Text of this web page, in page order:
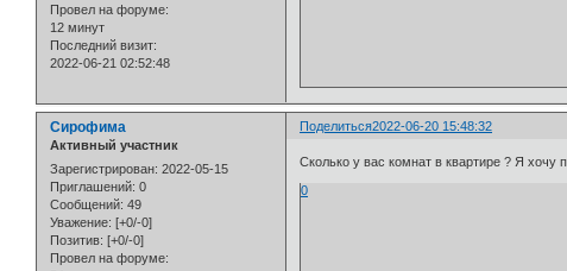
Провел на форуме:
12 минут
Последний визит:
2022-06-21 02:52:48
Поделиться2022-06-20 15:48:32
Сирофима
Активный участник
Зарегистрирован: 2022-05-15
Приглашений: 0
Сообщений: 49
Уважение: [+0/-0]
Позитив: [+0/-0]
Провел на форуме:
Сколько у вас комнат в квартире ? Я хочу
0